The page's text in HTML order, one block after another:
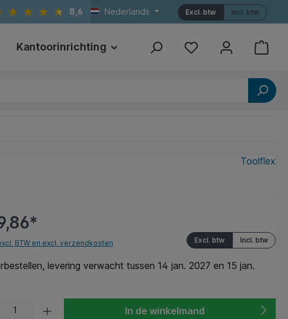
8,6 Nederlands Incl. btw
Excl. btw
Kantoorinrichting Print Referenties
Toolflex
Incl. btw
Excl. btw
BTW en excl. verzendkosten
levering verwacht tussen 14 jan. 2027 en 15 jan.
In de winkelmand